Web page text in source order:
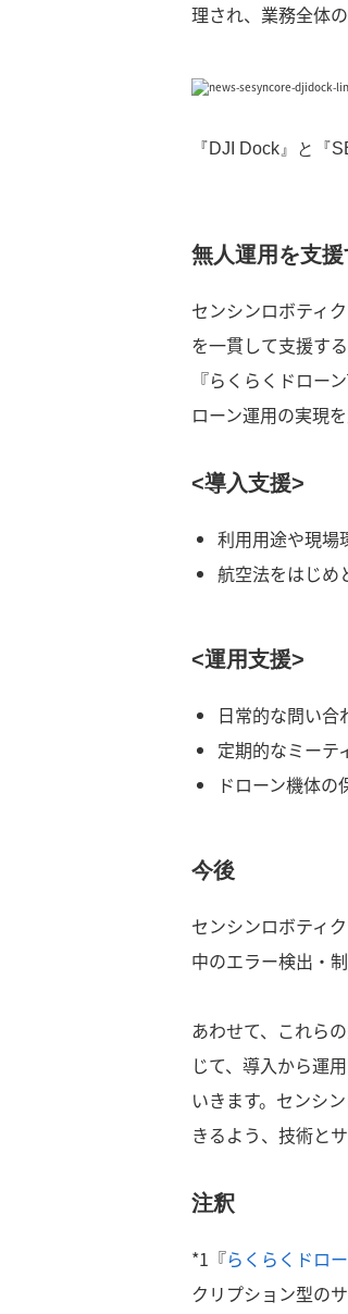
理され、業務全体
『DJI Dock』と『
無人運用を支
センシンロボティ
を一貫して支援す
『らくらくドロー
ローン運用の実現を
<導入支援>
利用用途や現場
航空法をはじめ
<運用支援>
日常的な問い合
定期的なミーテ
ドローン機体
今後
センシンロボティ
中のエラー検出・
あわせて、これら
じて、導入から運
いきます。センシ
きるよう、技術と
注釈
*1『らくらくドロ
クリプション型の